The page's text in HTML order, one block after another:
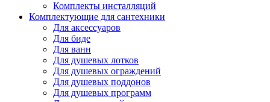
Комплекты инсталляций
Комплектующие для сантехники
Для аксессуаров
Для биде
Для ванн
Для душевых лотков
Для душевых ограждений
Для душевых поддонов
Для душевых программ